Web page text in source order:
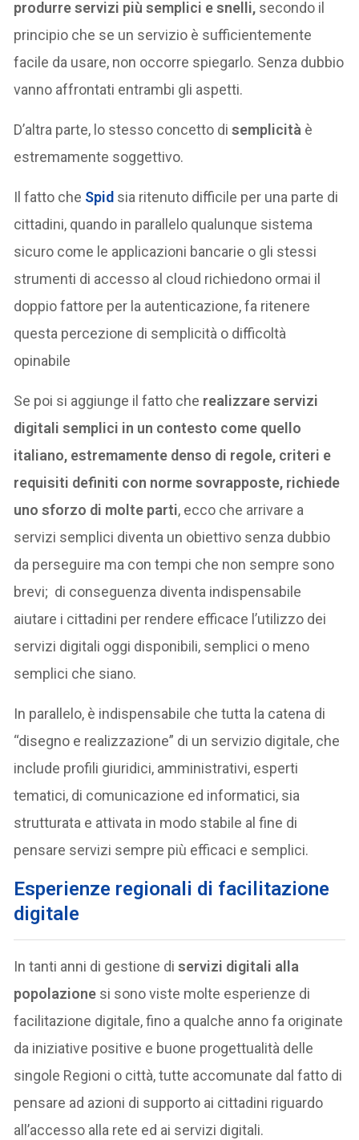
produrre servizi più semplici e snelli, secondo il
principio che se un servizio è sufficientemente
facile da usare, non occorre spiegarlo. Senza dubbio
vanno affrontati entrambi gli aspetti.
D’altra parte, lo stesso concetto disemplicità è
estremamente soggettivo.
Il fatto che Spid sia ritenuto difficile per una parte di
cittadini, quando in parallelo qualunque sistema
sicuro come le applicazioni bancarie o gli stessi
strumenti di accesso al cloud richiedono ormai il
doppio fattore per la autenticazione, fa ritenere
questa percezione di semplicità o difficoltà
opinabile
Se poi si aggiunge il fatto che realizzare servizi
digitali semplici in un contesto come quello
italiano, estremamente denso di regole, criteri e
requisiti definiti con norme sovrapposte, richiede
uno sforzo di molte parti, ecco che arrivare a
servizi semplici diventa un obiettivo senza dubbio
da perseguire ma con tempi che non sempre sono
brevi; di conseguenza diventa indispensabile
aiutare i cittadini per rendere efficace l’utilizzo dei
servizi digitali oggi disponibili, semplici o meno
semplici che siano.
In parallelo, è indispensabile che tutta la catena di
“disegno e realizzazione” di un servizio digitale, che
include profili giuridici, amministrativi, esperti
tematici, di comunicazione ed informatici, sia
strutturata e attivata in modo stabile al fine di
pensare servizi sempre più efficaci e semplici.
Esperienze regionali di facilitazione
digitale
In tanti anni di gestione diservizi digitali alla
popolazione si sono viste molte esperienze di
facilitazione digitale, fino a qualche anno fa originate
da iniziative positive e buone progettualità delle
singole Regioni o città, tutte accomunate dal fatto di
pensare ad azioni di supporto ai cittadini riguardo
all’accesso alla rete ed ai servizi digitali.